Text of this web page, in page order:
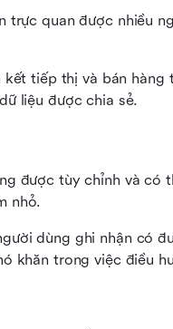
trực quan được nhiều
kết tiếp thị và bán hàng
liệu được chia sẻ.
được tùy chỉnh và có
nhỏ.
dùng ghi nhận có
khăn trong việc điều